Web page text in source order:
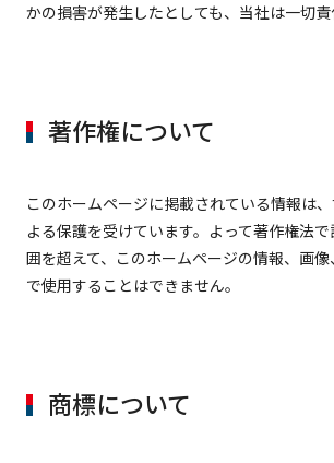
かの損害が発生したとしても、当社は一切責
著作権について
このホームページに掲載されている情報は
よる保護を受けています。よって著作権法
囲を超えて、このホームページの情報、画
で使用することはできません。
商標について